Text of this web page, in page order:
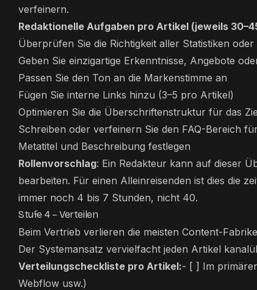
verfeinern.
Redaktionelle Aufgaben pro Artikel (jeweils
Überprüfen Sie die Richtigkeit aller Statistiken
Geben Sie einzigartige Erkenntnisse, Angebote
Passen Sie den Ton an die Markenstimme an
Fügen Sie interne Links hinzu (3–5 pro Artikel)
Optimieren Sie die Überschriftenstruktur für das
Schreiben oder verfeinern Sie den FAQ-Bereich
Metatitel und Beschreibung festlegen
Rollenvorschlag: Ein Redakteur kann auf dieser
bearbeiten. Für einen Alleinreisenden ist dies die
immer noch 4 bis 7 Stunden, nicht 40.
Stufe 4 – Verteilen
Beim Vertrieb verlieren die meisten Content-
Der Systemansatz vervielfacht jeden Artikel
Verteilungscheckliste pro Artikel:- [ ] Im
Webflow usw.)